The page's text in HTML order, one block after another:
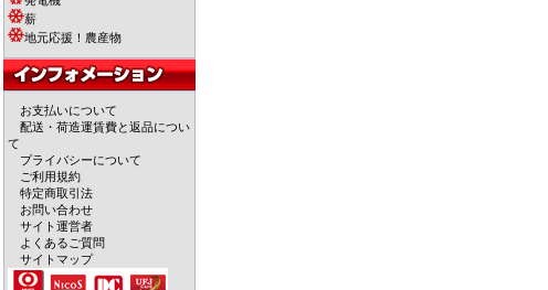
薪
地元応援！農産物
お支払いについて
配送・荷造運賃費と返品につい
て
プライバシーについて
ご利用規約
特定商取引法
お問い合わせ
サイト運営者
よくあるご質問
サイトマップ